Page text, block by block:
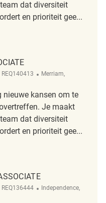
dat diversiteit
en prioriteit gee...
REQ142204
ReqId
REQ140413 Plaats
Merriam,
nieuwe kansen om te
Je maakt
dat diversiteit
en prioriteit gee...
REQ140413
ReqId
REQ136444 Plaats
Independence,